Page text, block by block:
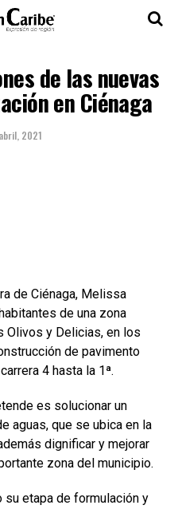
de las nuevas
en Ciénaga
2021
de Ciénaga, Melissa
de una zona
Olivos y Delicias, en los
de pavimento
4 hasta la 1ª.
es solucionar un
aguas, que se ubica en la
dignificar y mejorar
zona del municipio.
su etapa de formulación y